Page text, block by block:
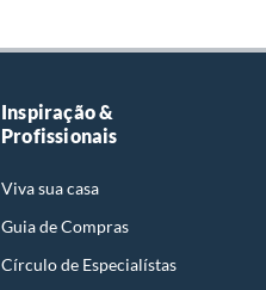
Inspiração &
Profissionais
Viva sua casa
Guia de Compras
Círculo de Especialístas